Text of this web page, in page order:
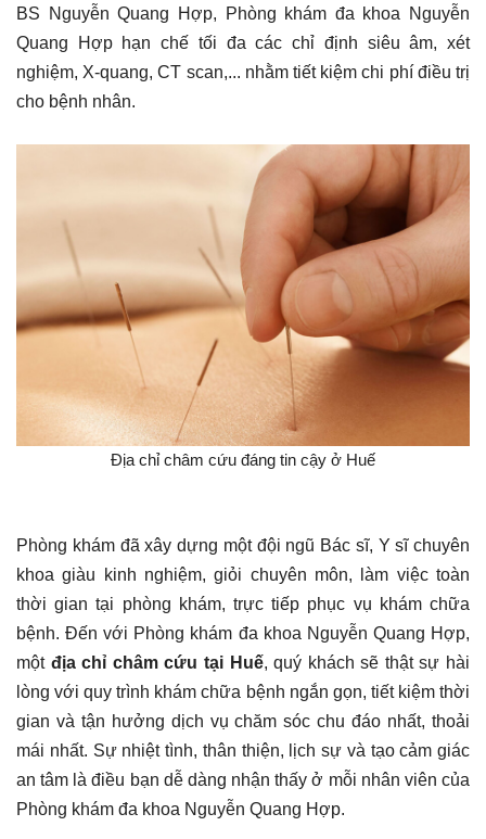
BS Nguyễn Quang Hợp, Phòng khám đa khoa Nguyễn
Quang Hợp hạn chế tối đa các chỉ định siêu âm, xét
nghiệm, X-quang, CT scan,... nhằm tiết kiệm chi phí điều trị
cho bệnh nhân.
Địa chỉ châm cứu đáng tin cậy ở Huế
Phòng khám đã xây dựng một đội ngũ Bác sĩ, Y sĩ chuyên
khoa giàu kinh nghiệm, giỏi chuyên môn, làm việc toàn
thời gian tại phòng khám, trực tiếp phục vụ khám chữa
bệnh. Đến với Phòng khám đa khoa Nguyễn Quang Hợp,
một địa chỉ châm cứu tại Huế, quý khách sẽ thật sự hài
lòng với quy trình khám chữa bệnh ngắn gọn, tiết kiệm thời
gian và tận hưởng dịch vụ chăm sóc chu đáo nhất, thoải
mái nhất. Sự nhiệt tình, thân thiện, lịch sự và tạo cảm giác
an tâm là điều bạn dễ dàng nhận thấy ở mỗi nhân viên của
Phòng khám đa khoa Nguyễn Quang Hợp.